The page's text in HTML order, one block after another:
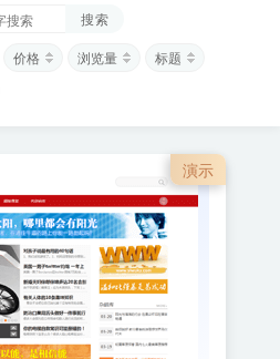
搜索
价格 浏览量
标题
演示